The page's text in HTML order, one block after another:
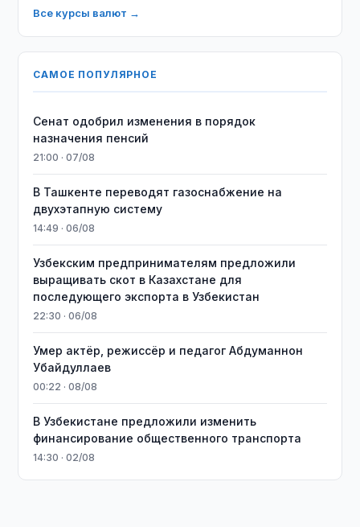
Все курсы валют →
САМОЕ ПОПУЛЯРНОЕ
Сенат одобрил изменения в порядок
назначения пенсий
21:00 · 07/08
В Ташкенте переводят газоснабжение на
двухэтапную систему
14:49 · 06/08
Узбекским предпринимателям предложили
выращивать скот в Казахстане для
последующего экспорта в Узбекистан
22:30 · 06/08
Умер актёр, режиссёр и педагог Абдуманнон
Убайдуллаев
00:22 · 08/08
В Узбекистане предложили изменить
финансирование общественного транспорта
14:30 · 02/08